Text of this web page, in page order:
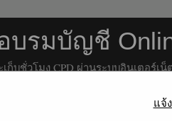
บรมบัญชี
ก็บชั่วโมง CPD ผ่านระบบอินเตอร์เน็
แจ้